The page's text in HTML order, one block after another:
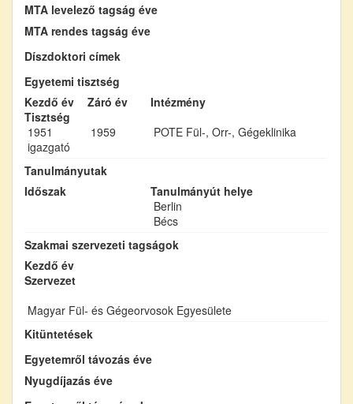
MTA levelező tagság éve
MTA rendes tagság éve
Díszdoktori címek
Egyetemi tisztség
Kezdő év
Záró év
Intézmény
Tisztség
1951
1959
POTE Fül-, Orr-, Gégeklinika
igazgató
Tanulmányutak
Időszak
Tanulmányút helye
Berlin
Bécs
Szakmai szervezeti tagságok
Kezdő év
Szervezet
Magyar Fül- és Gégeorvosok Egyesülete
Kitüntetések
Egyetemről távozás éve
Nyugdíjazás éve